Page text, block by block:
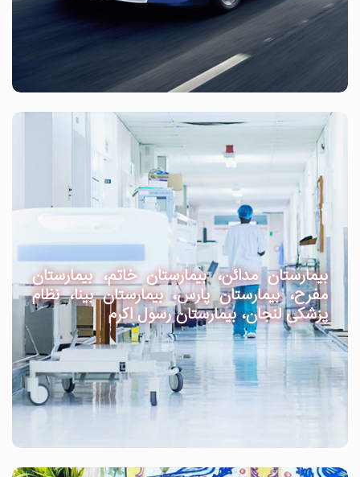
بیمارستان مدائن، بیمارستان خاتم، بیمارستان
مفرح، بیمارستان پارس، بیمارستان بینا، نظام
پزشکی لنجان، بیمارستان رسول اکرم